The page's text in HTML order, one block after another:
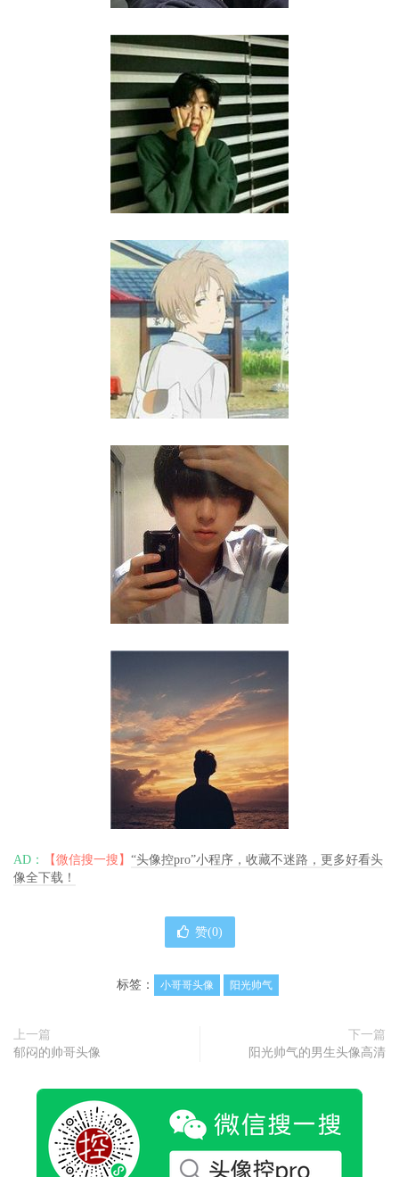
AD： 【微信搜一搜】 “头像控pro”小程序，收藏不迷路，更多好看头
像全下载！
赞(0)
标签： 小哥哥头像 阳光帅气
上一篇
郁闷的帅哥头像
下一篇
阳光帅气的男生头像高清